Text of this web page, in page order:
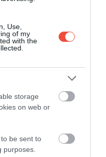
Use,
of my
with the
storage
on web or
be sent to
purposes.
care stau aproape
se așază preventiv la
neoficiale pentru
mai bun. Și aici apar
și italieni se regăsesc
cu 9% dintre
care evită coada”,
Acești pasageri
relaxați în privința
14% dintre